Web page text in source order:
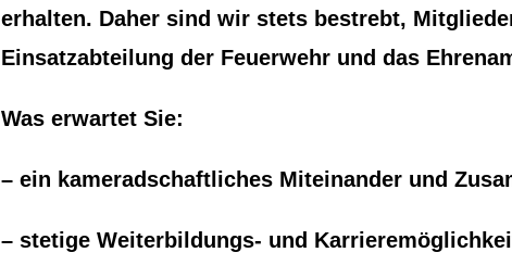
erhalten. Daher sind wir stets bestrebt,
Einsatzabteilung der Feuerwehr und das
Was erwartet Sie:
– ein kameradschaftliches Miteinander und
– stetige Weiterbildungs- und